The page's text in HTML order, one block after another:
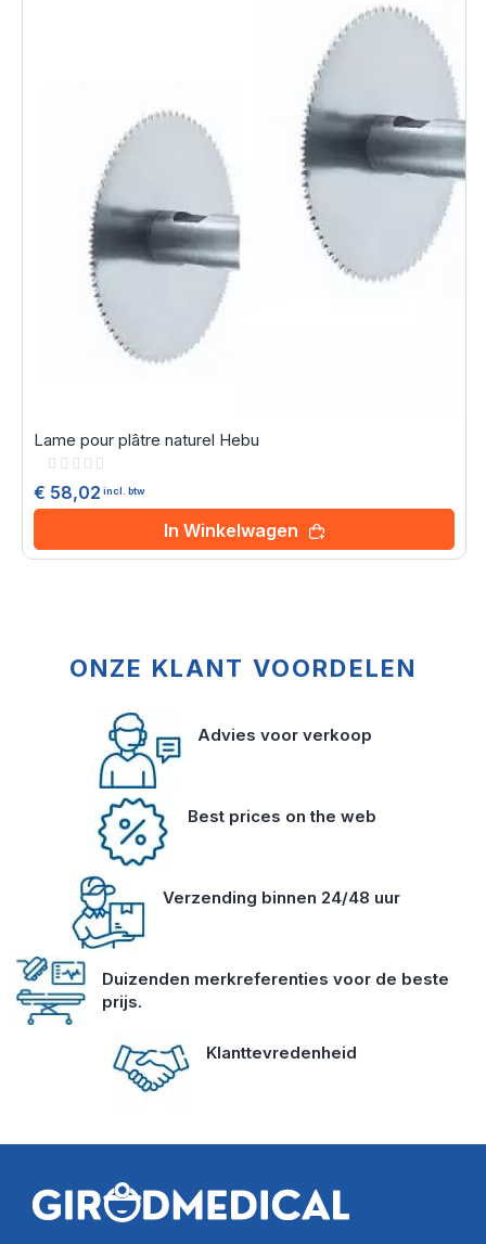
Lame pour plâtre naturel Hebu
Rating:
€ 58,02 incl. btw
In Winkelwagen
ONZE KLANT VOORDELEN
Advies voor verkoop
Best prices on the web
Verzending binnen 24/48 uur
Duizenden merkreferenties voor de beste
prijs.
Klanttevredenheid